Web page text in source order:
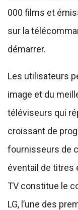
000 films et
sur la
démarrer.
Les utilisateurs
image et du
téléviseurs qui
croissant de
fournisseurs de
éventail de titres
TV constitue le
LG, l’une des